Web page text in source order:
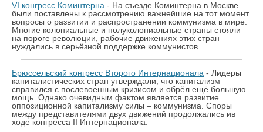
VI конгресс Коминтерна - На съезде Коминтерна в Москве
были поставлены к рассмотрению важнейшие на тот момент
вопросы о развитии и распространении коммунизма в мире.
Многие колониальные и полуколониальные страны стояли
на пороге революции, рабочие движениях этих стран
нуждались в серьёзной поддержке коммунистов.
Брюссельский конгресс Второго Интернационала - Лидеры
капиталистических стран утверждали, что капитализм
справился с послевоенным кризисом и обрёл ещё большую
мощь. Однако очевидным фактом является развитие
оппозиционной капитализму силы – коммунизма. Споры
между представителями двух движений продолжались ив
ходе конгресса II Интернационала.